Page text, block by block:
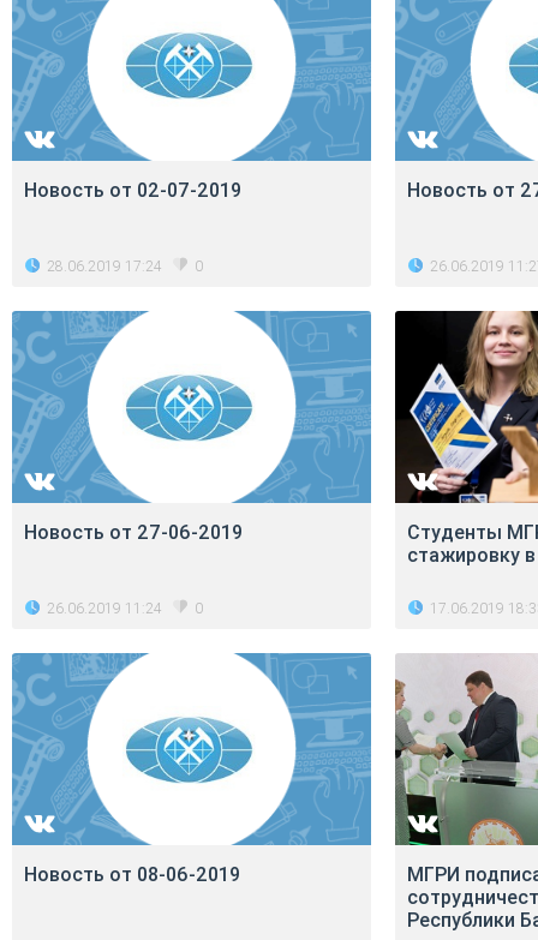
Новость от 02-07-2019
28.06.2019 17:24 0
Новость от
26.06.2019
Новость от 27-06-2019
26.06.2019 11:24 0
Студенты
стажировку
17.06.2019
Новость от 08-06-2019
МГРИ
Республики